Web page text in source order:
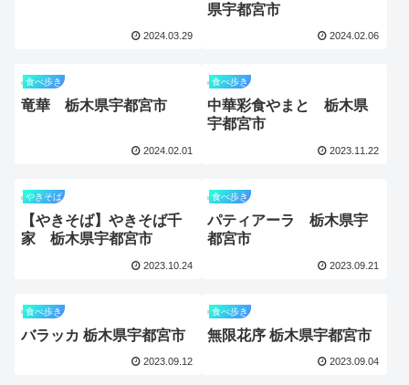
2024.03.29
県宇都宮市
2024.02.06
食べ歩き
竜華 栃木県宇都宮市
2024.02.01
食べ歩き
中華彩食やまと 栃木県
宇都宮市
2023.11.22
やきそば
【やきそば】やきそば千
家 栃木県宇都宮市
2023.10.24
食べ歩き
パティアーラ 栃木県宇
都宮市
2023.09.21
食べ歩き
バラッカ 栃木県宇都宮市
2023.09.12
食べ歩き
無限花序 栃木県宇都宮市
2023.09.04